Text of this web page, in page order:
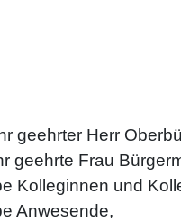
geehrter Herr
geehrte Frau
Kolleginnen und
Anwesende,